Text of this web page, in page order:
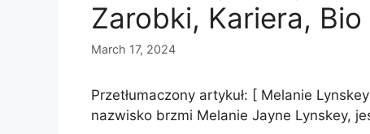
Zarobki, Kariera, Bio
March 17, 2024
Przetłumaczony artykuł: [ Melanie
nazwisko brzmi Melanie Jayne Lynskey,